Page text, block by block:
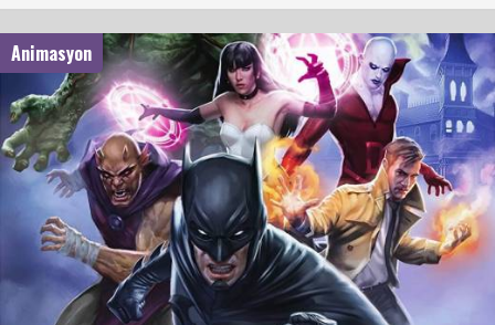
Animasyon